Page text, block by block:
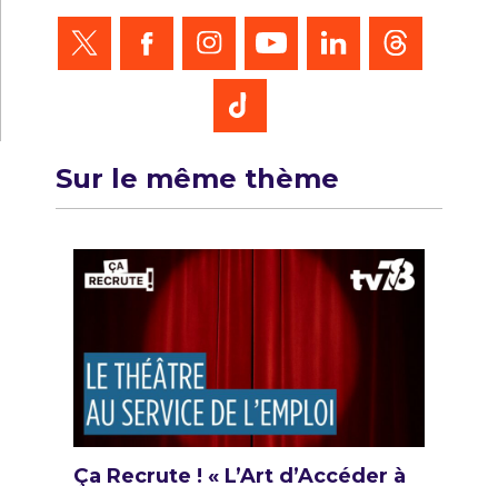
Sur le même thème
Ça Recrute ! « L’Art d’Accéder à